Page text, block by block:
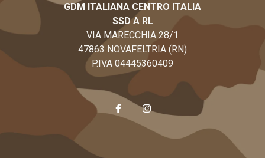
GDM ITALIANA CENTRO ITALIA
SSD A RL
VIA MARECCHIA 28/1
47863 NOVAFELTRIA (RN)
P.IVA 04445360409